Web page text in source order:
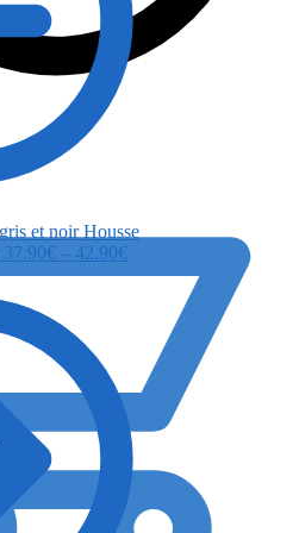
Housse
37.90€ – 42.90€